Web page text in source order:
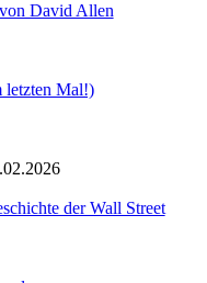
David Allen
letzten Mal!)
der Wall Street